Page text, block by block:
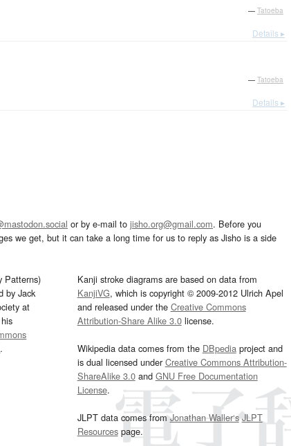
— Tatoeba
Details ▸
— Tatoeba
Details ▸
or by e-mail to jisho.org@gmail.com. Before you
we get, but it can take a long time for us to reply as Jisho is a side
Patterns)
by Jack
at
.
Kanji stroke diagrams are based on data from
KanjiVG, which is copyright © 2009-2012 Ulrich Apel
and released under the Creative Commons
Attribution-Share Alike 3.0license.
Wikipedia data comes from the DBpediaproject and
is dual licensed underCreative Commons Attribution-
ShareAlike 3.0and GNU Free Documentation
License.
JLPT data comes fromJonathan Waller‘s JLPT
Resourcespage.